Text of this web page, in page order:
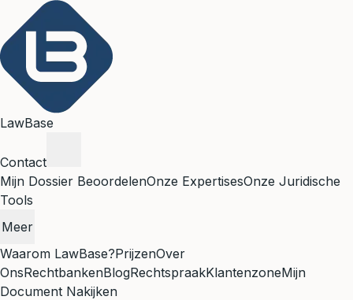
LawBase
Contact
Mijn Dossier BeoordelenOnze ExpertisesOnze Juridische
Tools
Meer
Waarom LawBase?PrijzenOver
OnsRechtbankenBlogRechtspraakKlantenzoneMijn
Document Nakijken